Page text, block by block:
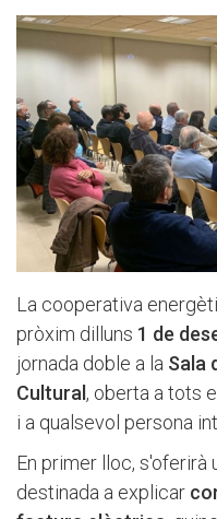
La cooperativa
pròxim dilluns 1 de
jornada doble a la Sala
Cultural, oberta a tots
i a qualsevol persona
En primer lloc, s'oferirà
destinada a explicar